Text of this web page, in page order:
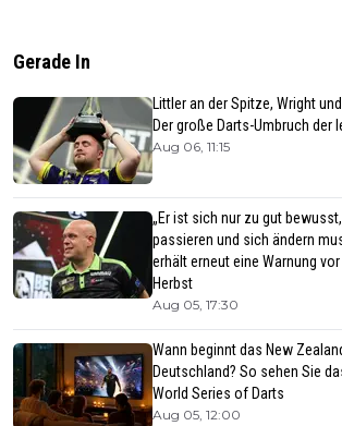
Gerade In
Littler an der Spitze, Wright
Der große Darts-Umbruch der
Aug 06, 11:15
„Er ist sich nur zu gut
passieren und sich ändern
erhält erneut eine Warnung
Herbst
Aug 05, 17:30
Wann beginnt das New
Deutschland? So sehen Sie
World Series of Darts
Aug 05, 12:00